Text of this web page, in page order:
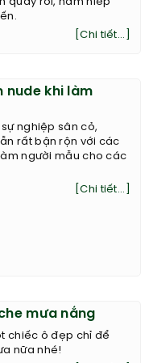
[Chi tiết...]
nude khi làm
nghiệp sân cỏ,
rất bận rộn với các
người mẫu cho các
[Chi tiết...]
mưa nắng
chiếc ô đẹp chỉ để
nữa nhé!